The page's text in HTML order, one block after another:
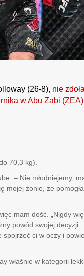
(26-8), nie
w Abu Zabi (ZEA)
70,3 kg).
– Nie młodniejemy,
mojej żonie, że
mam dość. „Nigdy
powód swojej decyzji.
spojrzeć ci w oczy i
właśnie w kategorii